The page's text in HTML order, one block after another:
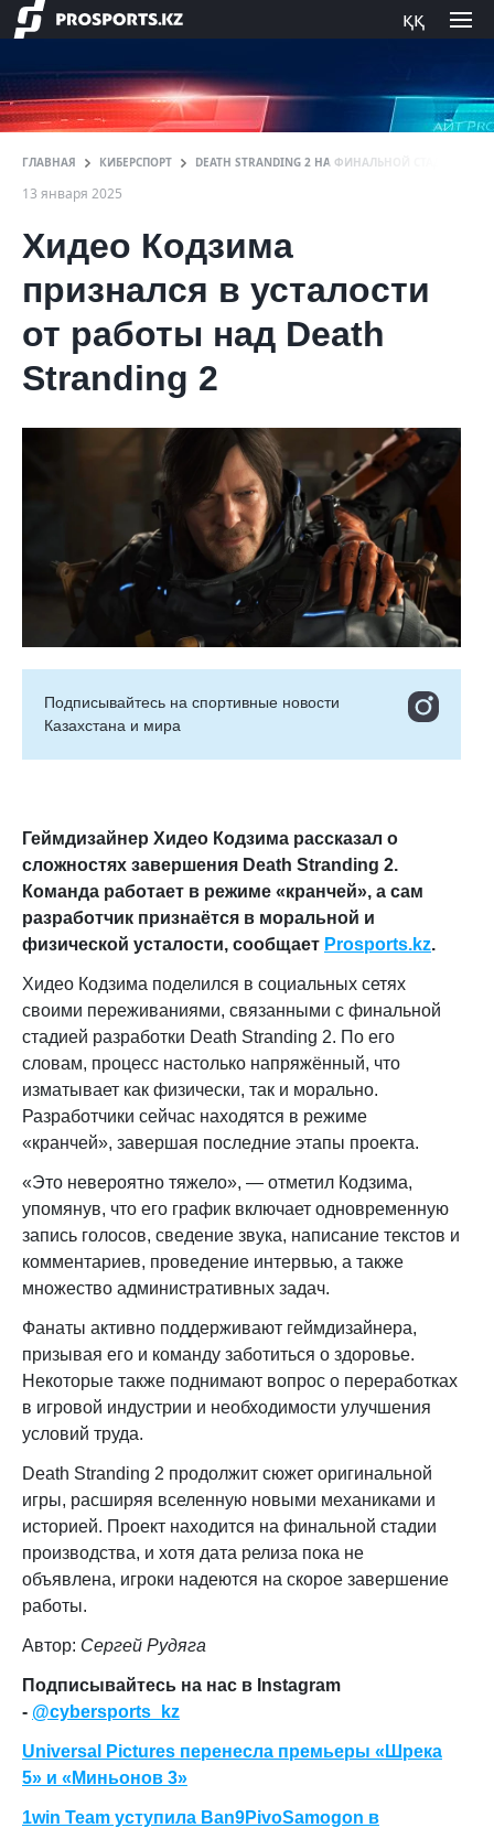
ққ
ГЛАВНАЯ КИБЕРСПОРТ DEATH STRANDING 2 НА ФИНАЛЬНОЙ СТАДИИ
13 января 2025
Хидео Кодзима
признался в усталости
от работы над Death
Stranding 2
Подписывайтесь на cпортивные новости
Казахстана и мира
Геймдизайнер Хидео Кодзима рассказал о
сложностях завершения Death Stranding 2.
Команда работает в режиме «кранчей», а сам
разработчик признаётся в моральной и
физической усталости, сообщает Prosports.kz.
Хидео Кодзима поделился в социальных сетях
своими переживаниями, связанными с финальной
стадией разработки Death Stranding 2. По его
словам, процесс настолько напряжённый, что
изматывает как физически, так и морально.
Разработчики сейчас находятся в режиме
«кранчей», завершая последние этапы проекта.
«Это невероятно тяжело», — отметил Кодзима,
упомянув, что его график включает одновременную
запись голосов, сведение звука, написание текстов и
комментариев, проведение интервью, а также
множество административных задач.
Фанаты активно поддерживают геймдизайнера,
призывая его и команду заботиться о здоровье.
Некоторые также поднимают вопрос о переработках
в игровой индустрии и необходимости улучшения
условий труда.
Death Stranding 2 продолжит сюжет оригинальной
игры, расширяя вселенную новыми механиками и
историей. Проект находится на финальной стадии
производства, и хотя дата релиза пока не
объявлена, игроки надеются на скорое завершение
работы.
Автор: Сергей Рудяга
Подписывайтесь на нас в Instagram
- @cybersports_kz
Universal Pictures перенесла премьеры «Шрека
5» и «Миньонов 3»
1win Team уступила Ban9PivoSamogon в